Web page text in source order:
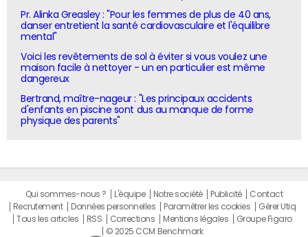
Pr. Alinka Greasley : "Pour les femmes de plus de 40 ans,
danser entretient la santé cardiovasculaire et l'équilibre
mental"
Voici les revêtements de sol à éviter si vous voulez une
maison facile à nettoyer - un en particulier est même
dangereux
Bertrand, maître-nageur : "Les principaux accidents
d'enfants en piscine sont dus au manque de forme
physique des parents"
Qui sommes-nous ? L'équipe Notre société Publicité
Contact
Recrutement
Données personnelles Paramétrer les cookies
Gérer Utiq
Tous les articles
RSS Corrections Mentions légales
Groupe Figaro
© 2025 CCM Benchmark